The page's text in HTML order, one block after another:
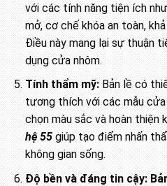
với các tính năng tiện ích
mở, cơ chế khóa an toàn,
Điều này mang lại sự thuận
dụng cửa nhôm.
Tính thẩm mỹ:Bản lề có
tương thích với các mẫu
chọn màu sắc và hoàn thiện
hệ 55giúp tạo điểm nhấn
không gian sống.
Độ bền và đáng tin cậy: